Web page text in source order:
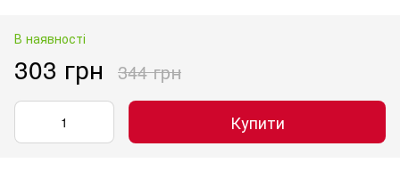
В наявності
303 грн 344 грн
Купити